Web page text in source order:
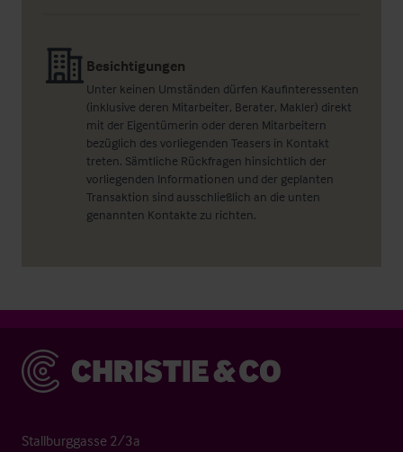
Besichtigungen
Unter keinen Umständen dürfen Kaufinteressenten
(inklusive deren Mitarbeiter, Berater, Makler) direkt
mit der Eigentümerin oder deren Mitarbeitern
bezüglich des vorliegenden Teasers in Kontakt
treten. Sämtliche Rückfragen hinsichtlich der
vorliegenden Informationen und der geplanten
Transaktion sind ausschließlich an die unten
genannten Kontakte zu richten.
Christie & Co
Stallburggasse 2/3a